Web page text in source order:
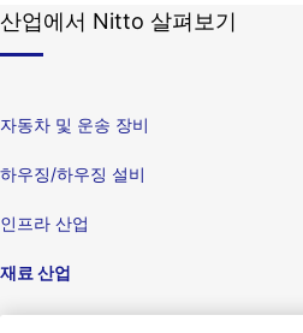
산업에서 Nitto 살펴보기
자동차 및 운송 장비
하우징/하우징 설비
인프라 산업
재료 산업
가전 및 전자산업